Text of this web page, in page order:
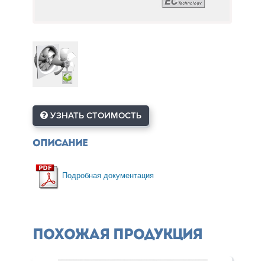
УЗНАТЬ СТОИМОСТЬ
Описание
Подробная документация
Похожая продукция